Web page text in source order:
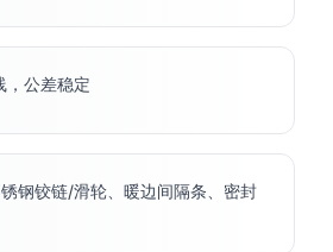
，公差稳定
钢铰链/滑轮、暖边间隔条、密封